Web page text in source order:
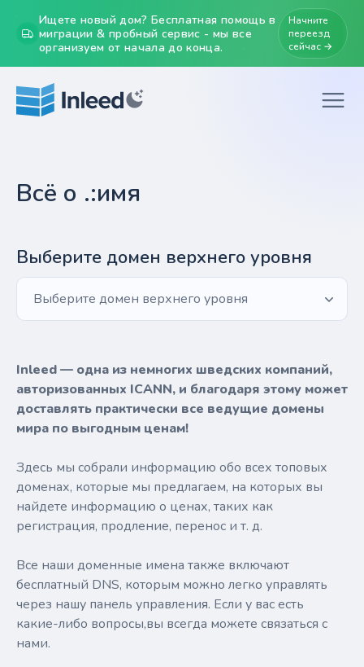
Ищете новый дом? Бесплатная помощь в
миграции & пробный сервис - мы все
организуем от начала до конца.
Начните
переезд
сейчас →
Всё о .:имя
Выберите домен верхнего уровня
Выберите домен верхнего уровня
Inleed — одна из немногих шведских компаний,
авторизованных ICANN, и благодаря этому может
доставлять практически все ведущие домены
мира по выгодным ценам!
Здесь мы собрали информацию обо всех топовых
доменах, которые мы предлагаем, на которых вы
найдете информацию о ценах, таких как
регистрация, продление, перенос и т. д.
Все наши доменные имена также включают
бесплатный DNS, которым можно легко управлять
через нашу панель управления. Если у вас есть
какие-либо вопросы,вы всегда можете связаться с
нами.